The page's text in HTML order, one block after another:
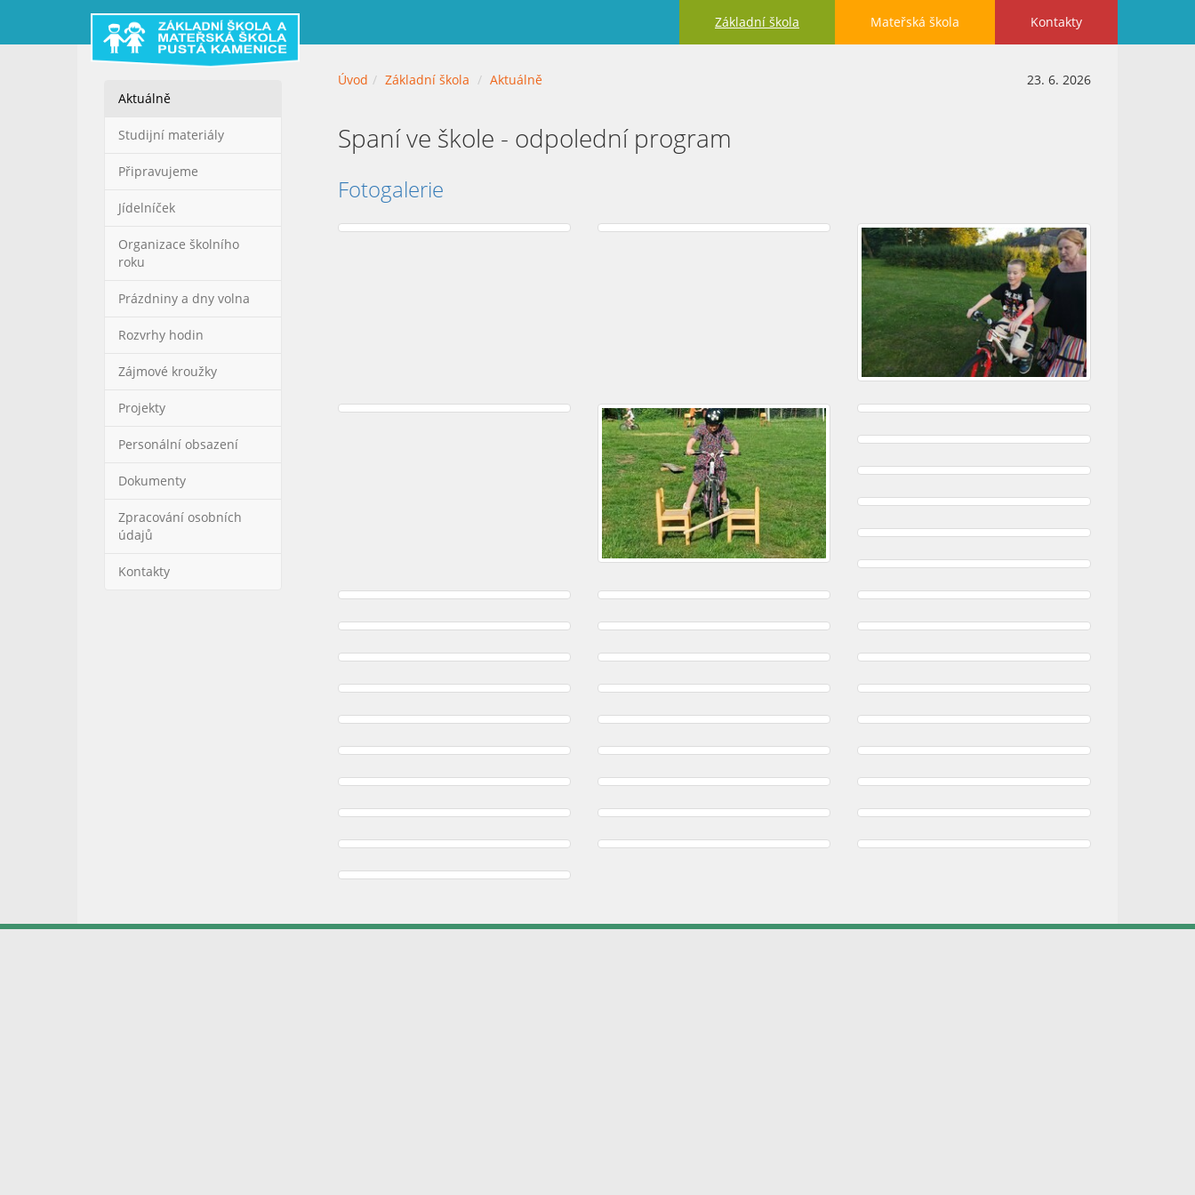
Základní škola Mateřská škola Kontakty
Aktuálně
Studijní materiály
Připravujeme
Jídelníček
Organizace školního
roku
Prázdniny a dny volna
Rozvrhy hodin
Zájmové kroužky
Projekty
Personální obsazení
Dokumenty
Zpracování osobních
údajů
Kontakty
Úvod Základní škola Aktuálně 23. 6. 2026
Spaní ve škole - odpolední program
Fotogalerie